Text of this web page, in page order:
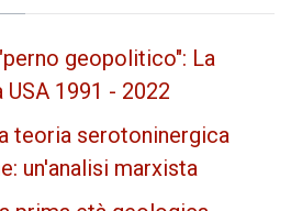
geopolitico": La
USA 1991 - 2022
teoria serotoninergica
un'analisi marxista